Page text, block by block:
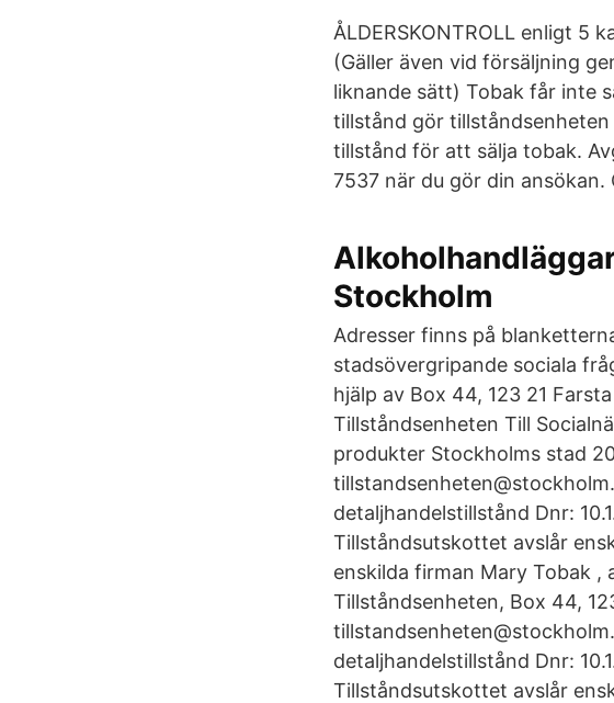
ÅLDERSKONTROLL enligt 5
(Gäller även vid försäljning
liknande sätt) Tobak får inte
tillstånd gör
tillstånd för att sälja tobak.
7537 när du gör din
Stockholm
Adresser finns på
stadsövergripande sociala
hjälp av Box 44, 123 21
Tillståndsenheten Till
produkter Stockholms stad
detaljhandelstillstånd Dnr:
Tillståndsutskottet avslår
enskilda firman Mary Tobak
Tillståndsenheten, Box 44,
detaljhandelstillstånd Dnr:
Tillståndsutskottet avslår